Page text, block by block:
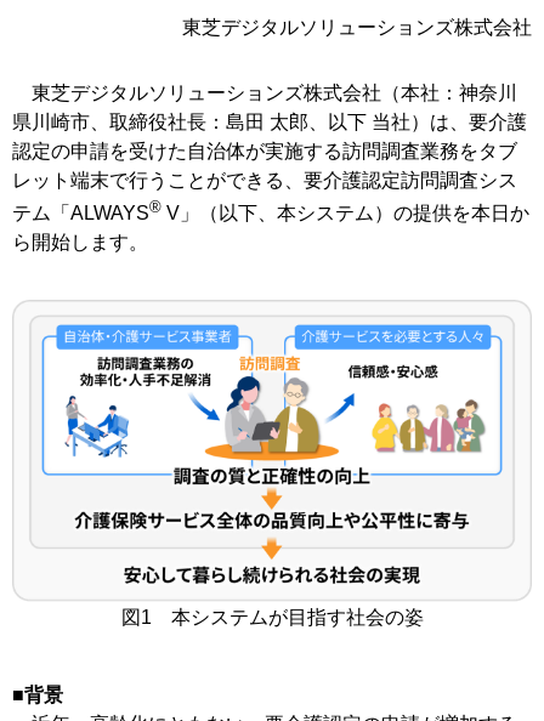
東芝デジタルソリューションズ株式会社
東芝デジタルソリューションズ株式会社（本社：神奈川
県川崎市、取締役社長：島田 太郎、以下 当社）は、要介護
認定の申請を受けた自治体が実施する訪問調査業務をタブ
レット端末で行うことができる、要介護認定訪問調査シス
テム「ALWAYS® V」（以下、本システム）の提供を本日か
ら開始します。
図1 本システムが目指す社会の姿
■背景